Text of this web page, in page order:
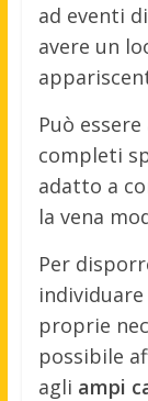
ad eventi
avere un
Può
completi
adatto a
la vena
Per
proprie
possibile
agli ampi